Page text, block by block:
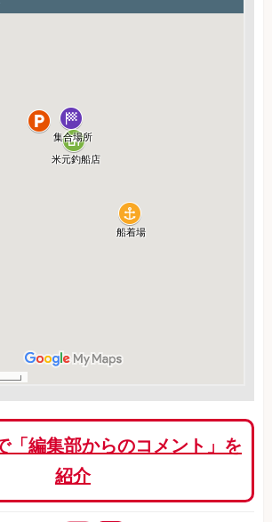
「編集部からのコメント」を
紹介